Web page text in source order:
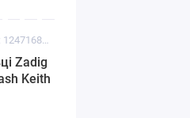
Код товару: 1247168348608
Zadig
Keith